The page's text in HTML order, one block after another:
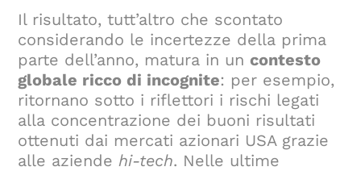
Il risultato, tutt’altro che scontato
considerando le incertezze della prima
parte dell’anno, matura in uncontesto
globale ricco di incognite: per esempio,
ritornano sotto i riflettori i rischi legati
alla concentrazione dei buoni risultati
ottenuti dai mercati azionari USA grazie
alle aziende hi-tech. Nelle ultime